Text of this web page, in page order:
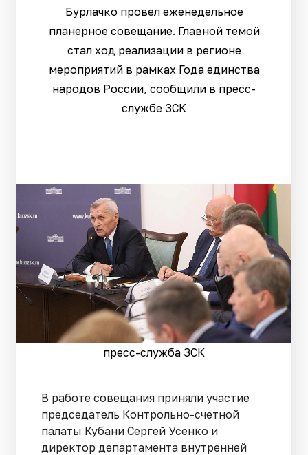
Бурлачко провел еженедельное
планерное совещание. Главной темой
стал ход реализации в регионе
мероприятий в рамках Года единства
народов России, сообщили в пресс-
службе ЗСК
пресс-служба ЗСК
В работе совещания приняли участие
председатель Контрольно-счетной
палаты Кубани Сергей Усенко и
директор департамента внутренней